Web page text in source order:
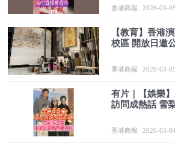
香港商報 2026-03-05
【教育】香港
校區 開放日邀
香港商報 2026-03-05
有片｜【娛樂
訪問成熱話 雪
香港商報 2026-03-04